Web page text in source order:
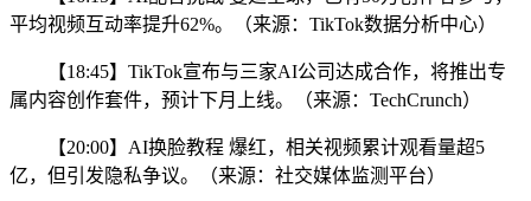
平均视频互动率提升62%。（来源：TikTok数据分析中心）
【18:45】TikTok宣布与三家AI公司达成合作，将推出专
属内容创作套件，预计下月上线。（来源：TechCrunch）
【20:00】AI换脸教程 爆红，相关视频累计观看量超5
亿，但引发隐私争议。（来源：社交媒体监测平台）